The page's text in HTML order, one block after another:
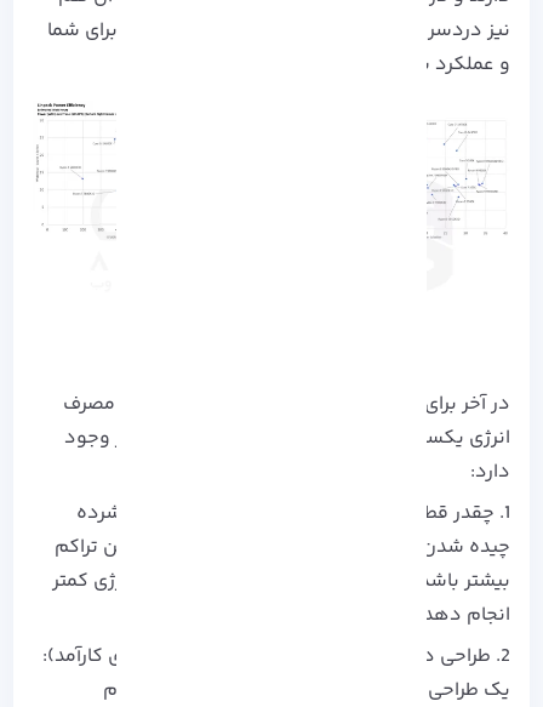
نیز دردسر زیادی ندارد. این یک وضعیت برد-برد برای شما
و عملکرد سیستمان به شمار می رود.
در آخر برای مقایسه این که کدام پردازنده به ازای مصرف
انرژی یکسان، کار بیشتری انجام می دهد 2 فاکتور وجود
دارد:
1. چقدر قطعات داخل پردازنده به هم نزدیک و فشرده
چیده شدن (متراکم ترین گره پردازشی): هر چه این تراکم
بیشتر باشد، پردازنده می تواند کارب بیشتری با انرژی کمتر
انجام دهد.
2. طراحی داخلی پردازنده خوب و بهینه (ریزمعماری کارآمد):
یک طراحی خوب سبب می شود که پردازنده از تمام